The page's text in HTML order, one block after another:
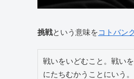
挑戦という意味をコトバン
戦いをいどむこと。戦い
にたちむかうことにいう。